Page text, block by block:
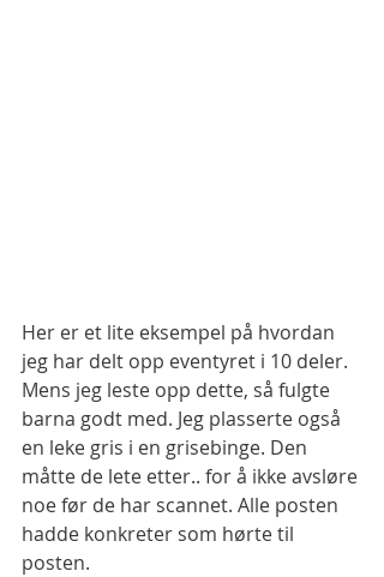
Her er et lite eksempel på hvordan
jeg har delt opp eventyret i 10 deler.
Mens jeg leste opp dette, så fulgte
barna godt med. Jeg plasserte også
en leke gris i en grisebinge. Den
måtte de lete etter.. for å ikke avsløre
noe før de har scannet. Alle posten
hadde konkreter som hørte til
posten.